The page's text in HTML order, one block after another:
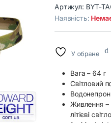
Артикул: BYT-
Наявність:
У обране
Вага – 64 г
Світловий
Живлення –
літієві